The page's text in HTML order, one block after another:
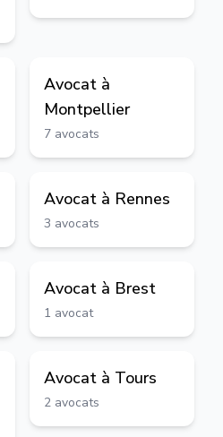
Avocat à
Montpellier
7 avocats
Avocat à Rennes
3 avocats
Avocat à Brest
1 avocat
Avocat à Tours
2 avocats